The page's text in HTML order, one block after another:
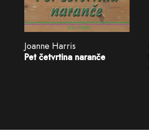
Joanne Harris
Pet četvrtina naranče